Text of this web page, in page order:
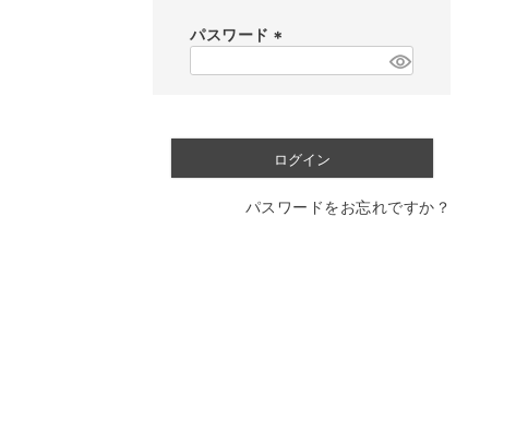
パスワード
ログイン
パスワードをお忘れですか？